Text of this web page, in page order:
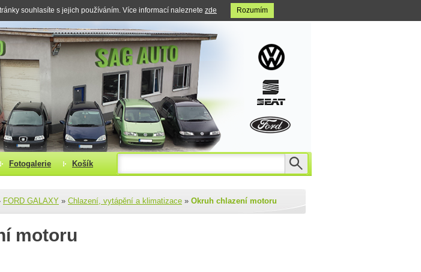
souhlasíte s jejich používáním. Více informací naleznete zde Rozumím
Fotogalerie Košík
FORD GALAXY » Chlazení, vytápění a klimatizace » Okruh chlazení motoru
motoru